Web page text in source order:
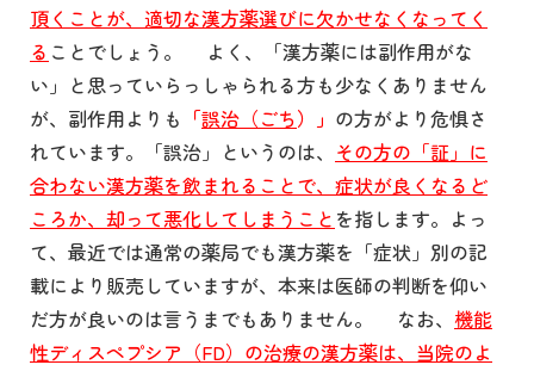
頂くことが、適切な漢方薬選びに欠かせなくなってく
る ことでしょう。 よく、「漢方薬には副作用がな
い」と思っていらっしゃられる方も少なくありません
が、副作用よりも 「誤治（ごち）」 の方がより危惧さ
れています。「誤治」というのは、 その方の「証」に
合わない漢方薬を飲まれることで、症状が良くなるど
ころか、却って悪化してしまうこと を指します。よっ
て、最近では通常の薬局でも漢方薬を「症状」別の記
載により販売していますが、本来は医師の判断を仰い
だ方が良いのは言うまでもありません。 なお、 機能
性ディスペプシア（FD）の治療の漢方薬は、当院のよ